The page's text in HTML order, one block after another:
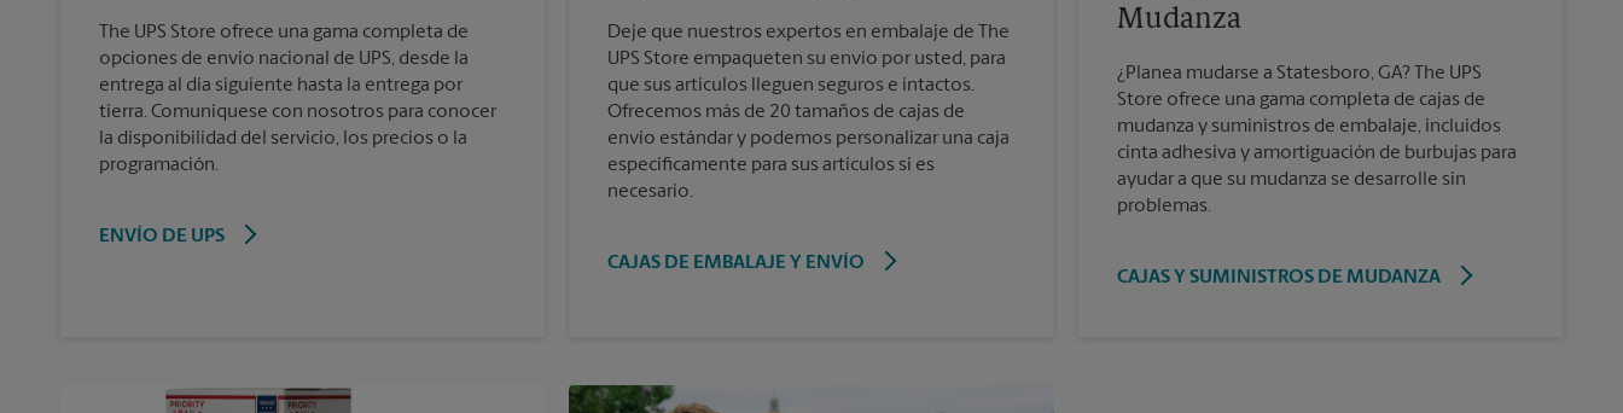
The UPS Store ofrece una gama completa de
opciones de envío nacional de UPS, desde la
entrega al día siguiente hasta la entrega por
tierra. Comuníquese con nosotros para conocer
la disponibilidad del servicio, los precios o la
programación.
ENVÍO DE UPS
Deje que nuestros expertos en embalaje de The
UPS Store empaqueten su envío por usted, para
que sus artículos lleguen seguros e intactos.
Ofrecemos más de 20 tamaños de cajas de
envío estándar y podemos personalizar una caja
específicamente para sus artículos si es
necesario.
CAJAS DE EMBALAJE Y ENVÍO
Mudanza
¿Planea mudarse a Statesboro, GA? The UPS
Store ofrece una gama completa de cajas de
mudanza y suministros de embalaje, incluidos
cinta adhesiva y amortiguación de burbujas para
ayudar a que su mudanza se desarrolle sin
problemas.
CAJAS Y SUMINISTROS DE MUDANZA